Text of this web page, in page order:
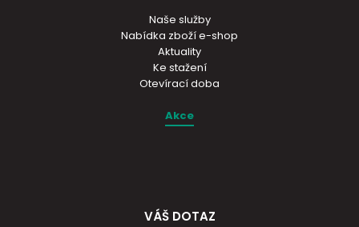
Naše služby
Nabídka zboží e-shop
Aktuality
Ke stažení
Otevírací doba
Akce
VÁŠ DOTAZ